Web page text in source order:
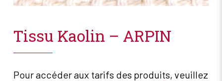
Tissu Kaolin – ARPIN
Pour accéder aux tarifs des produits, veuillez